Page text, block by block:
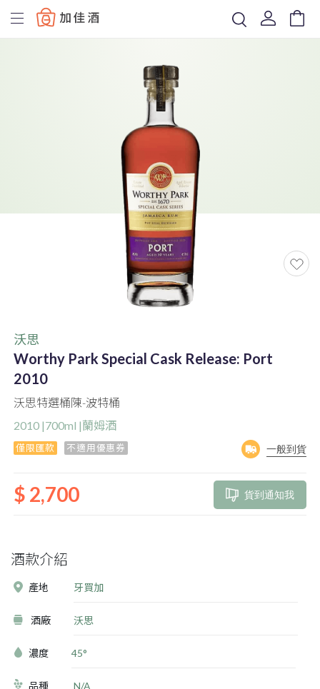
Baccus
沃思
Worthy Park Special Cask Release: Port
2010
沃思特選桶陳-波特桶
2010 |700ml |蘭姆酒
僅限匯款 不適用優惠券 一般到貨
$ 2,700 貨到通知我
酒款介紹
產地 牙買加
酒廠 沃思
濃度 45°
品種 N/A